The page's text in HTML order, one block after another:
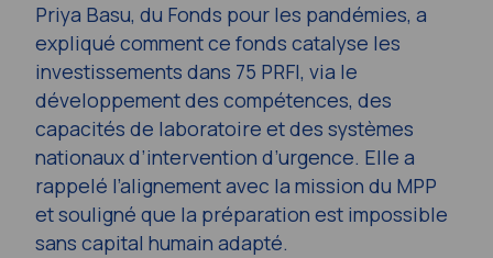
Priya Basu, du Fonds pour les pandémies, a
expliqué comment ce fonds catalyse les
investissements dans 75 PRFI, via le
développement des compétences, des
capacités de laboratoire et des systèmes
nationaux d’intervention d’urgence. Elle a
rappelé l’alignement avec la mission du MPP
et souligné que la préparation est impossible
sans capital humain adapté.